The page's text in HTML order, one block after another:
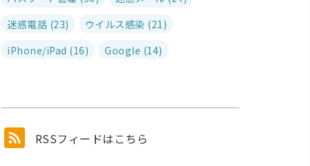
迷惑電話 (23)
ウイルス感染 (21)
iPhone/iPad (16)
Google (14)
RSSフィードはこちら